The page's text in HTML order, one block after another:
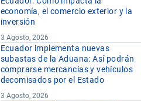
economía, el comercio exterior y la
inversión
3 Agosto, 2026
Ecuador implementa nuevas
subastas de la Aduana: Así podrán
comprarse mercancías y vehículos
decomisados por el Estado
3 Agosto, 2026